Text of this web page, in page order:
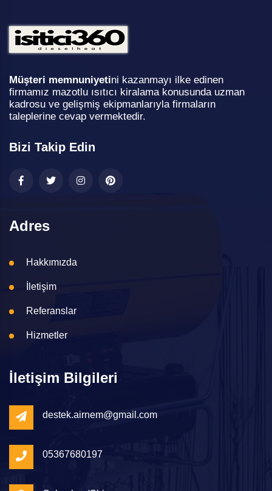
Müşteri memnuniyetini kazanmayı ilke edinen
firmamız mazotlu ısıtıcı kiralama konusunda uzman
kadrosu ve gelişmiş ekipmanlarıyla firmaların
taleplerine cevap vermektedir.
Bizi Takip Edin
Adres
Hakkımızda
İletişim
Referanslar
Hizmetler
İletişim Bilgileri
destek.airnem@gmail.com
05367680197